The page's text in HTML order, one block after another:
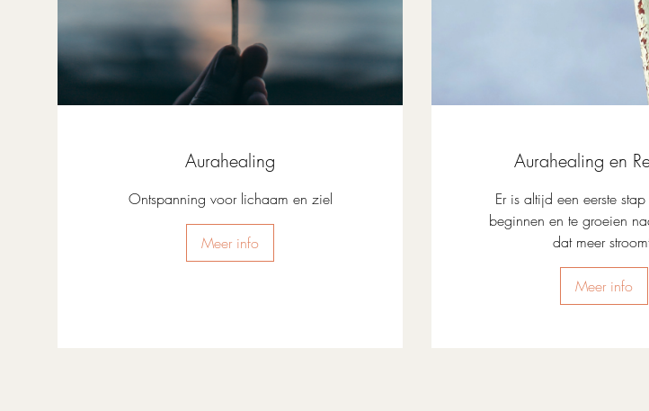
Aurahealing
Ontspanning voor lichaam en ziel
Meer info
Aurahealing en
Er is altijd een eerste
beginnen en te groeien
dat meer
Meer info